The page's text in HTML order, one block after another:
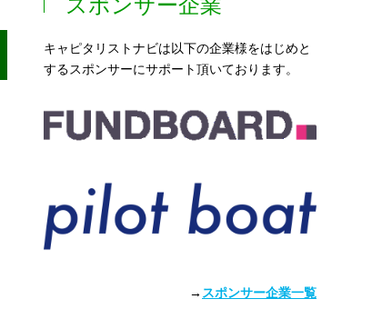
スポンサー企業
キャピタリストナビは以下の企業様をはじめと
するスポンサーにサポート頂いております。
→ スポンサー企業一覧